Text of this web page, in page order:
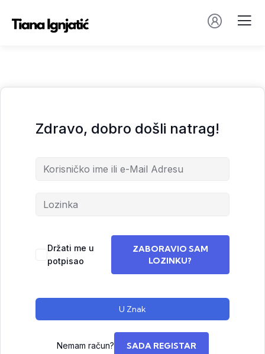
Zdravo, dobro došli natrag!
Držati me u
potpisao
ZABORAVIO SAM
LOZINKU?
U Znak
Nemam račun? SADA REGISTAR